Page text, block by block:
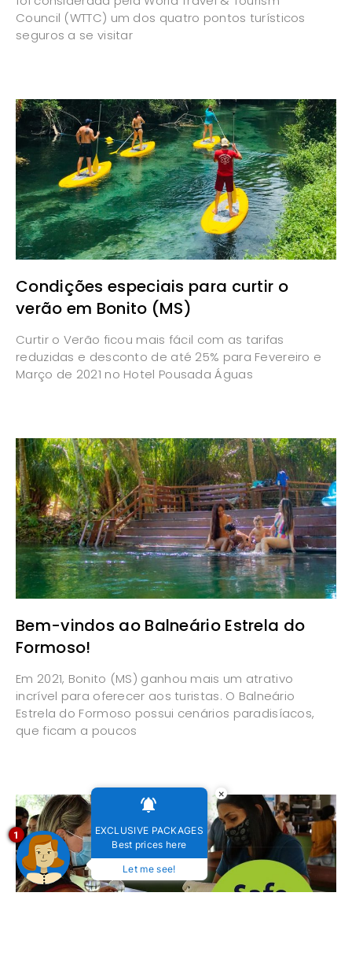
Council (WTTC) um dos quatro pontos turísticos
seguros a se visitar
Condições especiais para curtir o
verão em Bonito (MS)
Curtir o Verão ficou mais fácil com as tarifas
reduzidas e desconto de até 25% para Fevereiro e
Março de 2021 no Hotel Pousada Águas
Bem-vindos ao Balneário Estrela do
Formoso!
Em 2021, Bonito (MS) ganhou mais um atrativo
incrível para oferecer aos turistas. O Balneário
Estrela do Formoso possui cenários paradisíacos,
que ficam a poucos
×
EXCLUSIVE PACKAGES
Best prices here
Let me see!
1